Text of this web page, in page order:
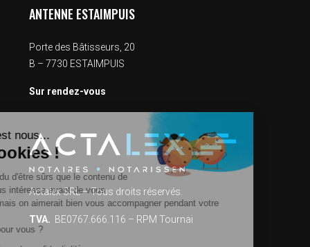
ANTENNE ESTAIMPUIS
Porte des Bâtisseurs, 20
B – 7730 ESTAIMPUIS
Sur rendez-vous
Actalex SRL – Tous droits réservés.
TVA. BE0767.666.116 – RPM Tournai
Salut c'est nous...
les Cookies !
On a attendu d'être sûrs que le contenu de
ce site vous intéresse avant de vous
déranger, mais on aimerait bien vous accompagner pendant votre
visite...
C'est OK pour vous ?